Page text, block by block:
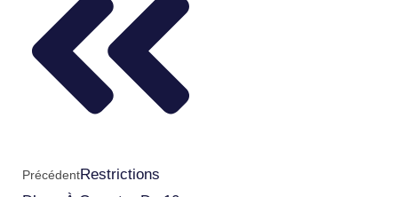
PrécédentRestrictions